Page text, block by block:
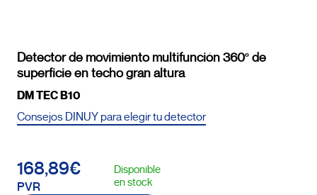
Detector de movimiento multifunción 360º de
superficie en techo gran altura
DM TEC B10
Consejos DINUY para elegir tu detector
168,89€
PVR
Disponible
en stock